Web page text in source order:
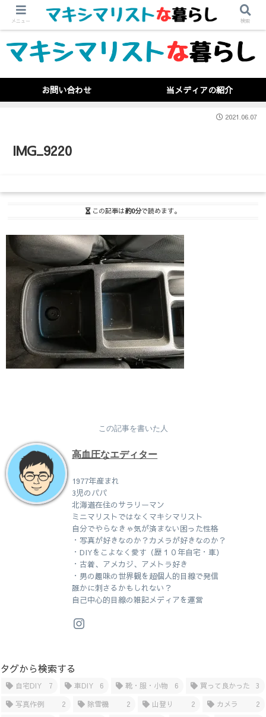
お問い合わせ 当メディアの紹介
IMG_9220
2021.06.07
この記事は約0分で読めます。
この記事を書いた人
高血圧なエディター
1977年産まれ
3児のパパ
北海道在住のサラリーマン
ミニマリストではなくマキシマリスト
自分でやらなきゃ気が済まない困った性格
・写真が好きなのか？カメラが好きなのか？
・DIYをこよなく愛す（歴１０年自宅・車）
・古着、アメカジ、アメトラ好き
・男の趣味の世界観を超個人的目線で発信
誰かに刺さるかもしれない？
自己中心的目線の雑記メディアを運営
タグから検索する
自宅DIY 7 車DIY 6 靴・服・小物 6 買って良かった
3
写真作例
2 除雪機 2 山登り 2 カメラ
2
メニュー 検索